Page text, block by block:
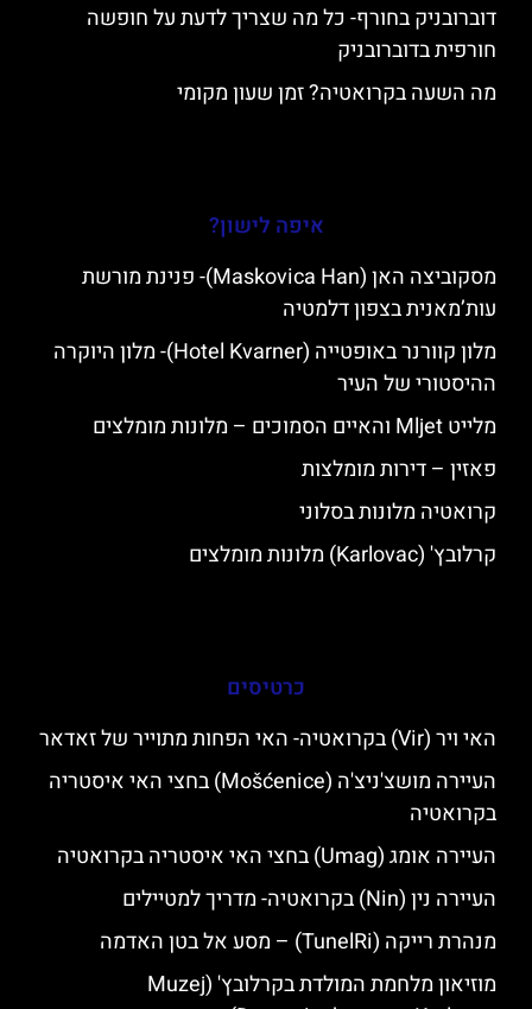
דוברובניק בחורף- כל מה שצריך לדעת על חופשה
חורפית בדוברובניק
מה השעה בקרואטיה? זמן שעון מקומי
איפה לישון?
מסקוביצה האן (Maskovica Han)- פנינת מורשת
עות’מאנית בצפון דלמטיה
מלון קוורנר באופטייה (Hotel Kvarner)- מלון היוקרה
ההיסטורי של העיר
מלייט Mljet והאיים הסמוכים – מלונות מומלצים
פאזין – דירות מומלצות
קרואטיה מלונות בסלוני
קרלובץ' (Karlovac) מלונות מומלצים
כרטיסים
האי ויר (Vir) בקרואטיה- האי הפחות מתוייר של זאדאר
העיירה מושצ'ניצ'ה (Mošćenice) בחצי האי איסטריה
בקרואטיה
העיירה אומג (Umag) בחצי האי איסטריה בקרואטיה
העיירה נין (Nin) בקרואטיה- מדריך למטיילים
מנהרת רייקה (TunelRi) – מסע אל בטן האדמה
מוזיאון מלחמת המולדת בקרלובץ' (Muzej